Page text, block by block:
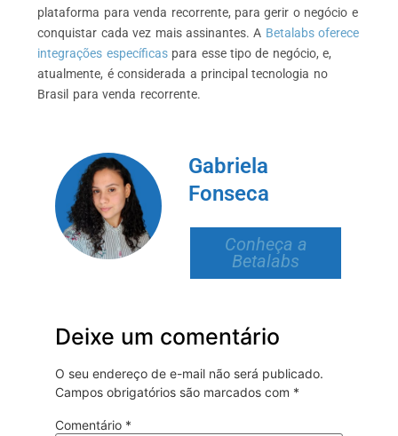
plataforma para venda recorrente, para gerir o negócio e
conquistar cada vez mais assinantes. A Betalabs oferece
integrações específicaspara esse tipo de negócio, e,
atualmente, é considerada a principal tecnologia no
Brasil para venda recorrente.
Gabriela
Fonseca
Conheça a
Betalabs
Deixe um comentário
O seu endereço de e-mail não será publicado.
Campos obrigatórios são marcados com *
Comentário *